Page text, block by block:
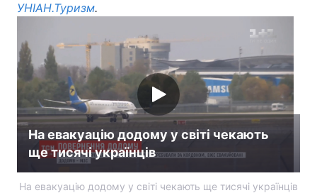
Тема оформлення
УНІАН.Туризм.
На евакуацію додому у світі чекають
ще тисячі українців
На евакуацію додому у світі чекають ще тисячі українців